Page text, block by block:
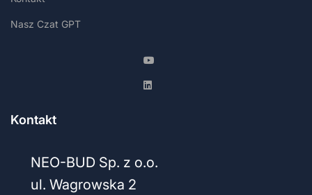
Nasz Czat GPT
Kontakt
NEO-BUD Sp. z o.o.
ul. Wagrowska 2